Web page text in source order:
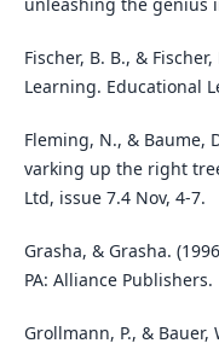
Fischer, B. B., &
Learning. Educational
Fleming, N., & Baume,
varking up the right
Ltd, issue 7.4 Nov, 4-7.
Grasha, & Grasha.
PA: Alliance Publishers.
Grollmann, P., & Bauer,